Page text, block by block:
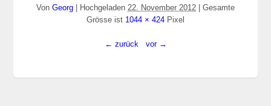
Von Georg Hochgeladen 22. November 2012
Gesamte
Grösse ist 1044 × 424 Pixel
← zurück vor →